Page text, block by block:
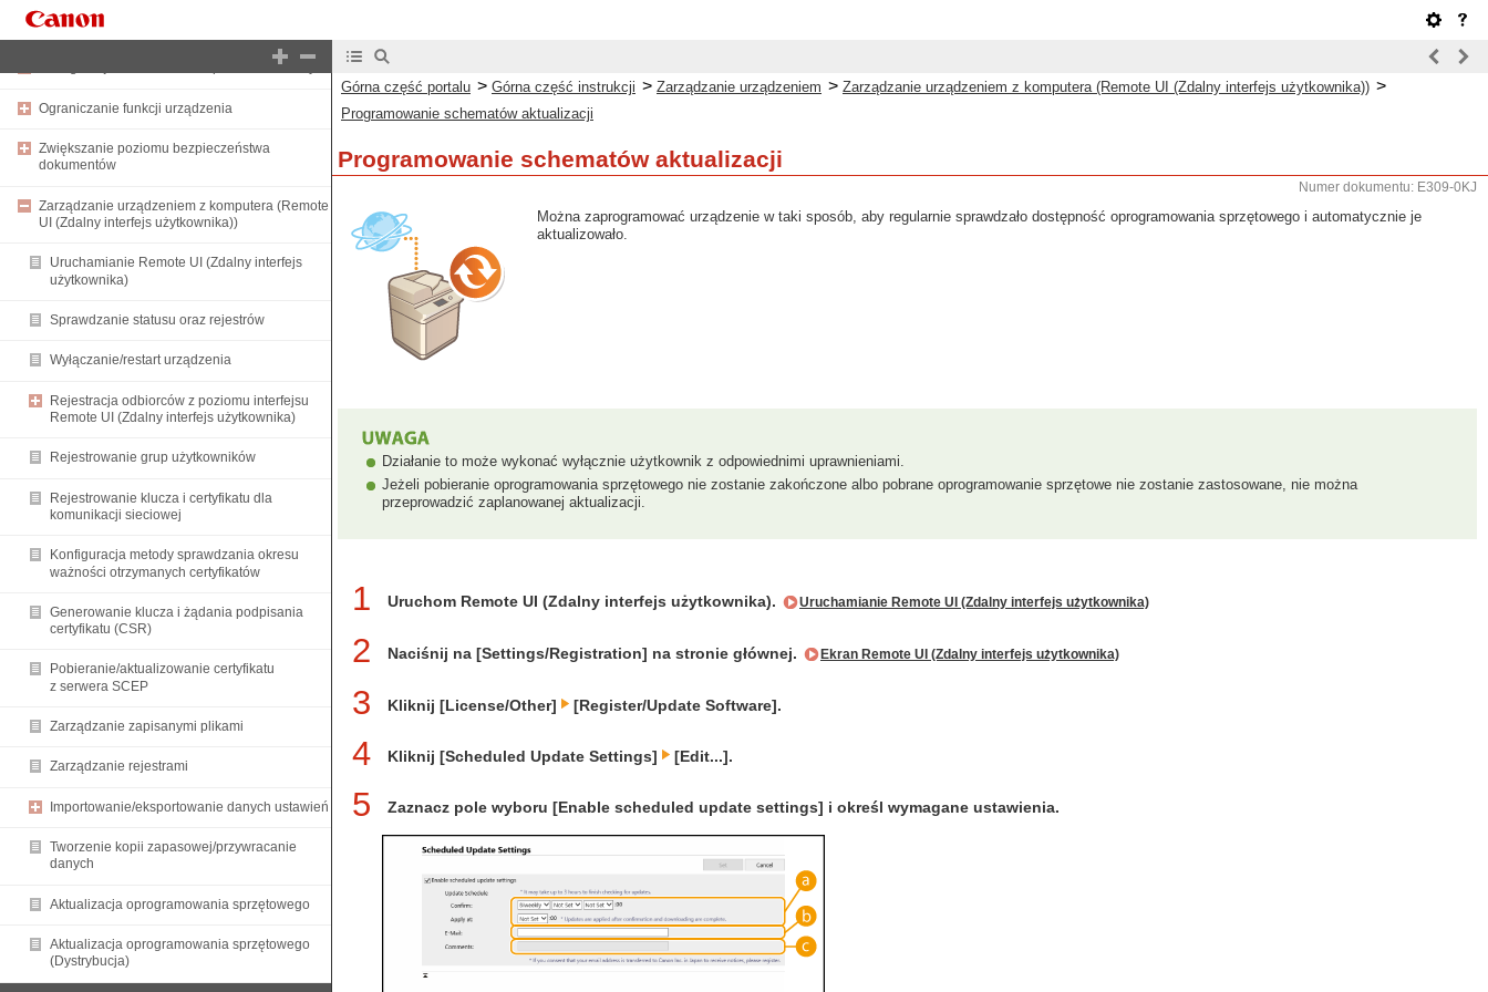
Zarządzanie użytkownikami
Konfiguracja ustawień zabezpieczeń sieciowych
Ograniczanie funkcji urządzenia
Zwiększanie poziomu bezpieczeństwa
dokumentów
Zarządzanie urządzeniem z komputera (Remote
UI (Zdalny interfejs użytkownika))
Uruchamianie Remote UI (Zdalny interfejs
użytkownika)
Sprawdzanie statusu oraz rejestrów
Wyłączanie/restart urządzenia
Rejestracja odbiorców z poziomu interfejsu
Remote UI (Zdalny interfejs użytkownika)
Rejestrowanie grup użytkowników
Rejestrowanie klucza i certyfikatu dla
komunikacji sieciowej
Konfiguracja metody sprawdzania okresu
ważności otrzymanych certyfikatów
Generowanie klucza i żądania podpisania
certyfikatu (CSR)
Pobieranie/aktualizowanie certyfikatu
z serwera SCEP
Zarządzanie zapisanymi plikami
Zarządzanie rejestrami
Importowanie/eksportowanie danych ustawień
Tworzenie kopii zapasowej/przywracanie
danych
Aktualizacja oprogramowania sprzętowego
Aktualizacja oprogramowania sprzętowego
(Dystrybucja)
Górna część portalu > Górna część instrukcji > Zarządzanie urządzeniem > Zarządzanie urządzeniem z komputera (Remote UI (Zdalny interfejs użytkownika)) >
Programowanie schematów aktualizacji
Programowanie schematów aktualizacji
Numer dokumentu: E309-0KJ
Można zaprogramować urządzenie w taki sposób, aby regularnie sprawdzało dostępność oprogramowania sprzętowego i automatycznie je
aktualizowało.
Działanie to może wykonać wyłącznie użytkownik z odpowiednimi uprawnieniami.
Jeżeli pobieranie oprogramowania sprzętowego nie zostanie zakończone albo pobrane oprogramowanie sprzętowe nie zostanie zastosowane, nie można
przeprowadzić zaplanowanej aktualizacji.
1 Uruchom Remote UI (Zdalny interfejs użytkownika). Uruchamianie Remote UI (Zdalny interfejs użytkownika)
2 Naciśnij na [Settings/Registration] na stronie głównej. Ekran Remote UI (Zdalny interfejs użytkownika)
3 Kliknij [License/Other] [Register/Update Software].
4 Kliknij [Scheduled Update Settings] [Edit...].
5 Zaznacz pole wyboru [Enable scheduled update settings] i określ wymagane ustawienia.